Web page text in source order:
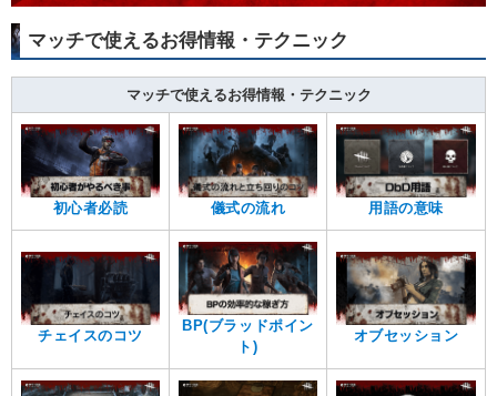
マッチで使えるお得情報・テクニック
マッチで使えるお得情報・テクニック
初心者必読 儀式の流れ 用語の意味
チェイスのコツ
BP(ブラッドポイン
ト)
オブセッション